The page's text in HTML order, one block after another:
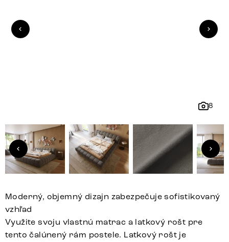
8
Moderný, objemný dizajn zabezpečuje sofistikovaný
vzhľad
Využite svoju vlastnú matrac a latkový rošt pre
tento čalúnený rám postele. Latkový rošt je